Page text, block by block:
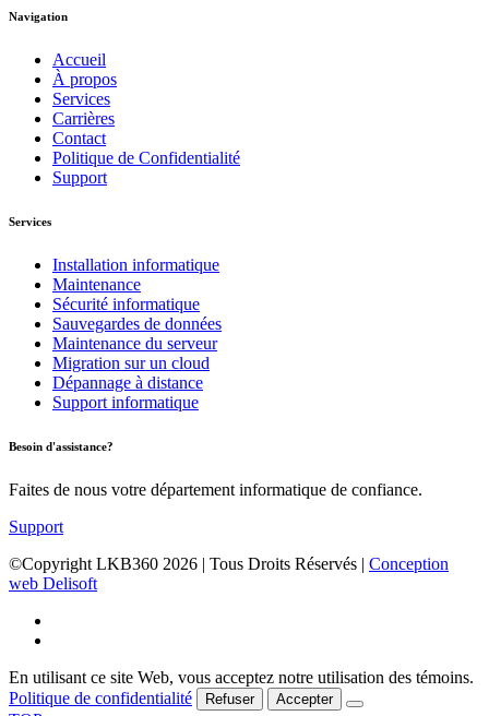
Navigation
Accueil
À propos
Services
Carrières
Contact
Politique de Confidentialité
Support
Services
Installation informatique
Maintenance
Sécurité informatique
Sauvegardes de données
Maintenance du serveur
Migration sur un cloud
Dépannage à distance
Support informatique
Besoin d'assistance?
Faites de nous votre département informatique de confiance.
Support
©Copyright LKB360 2026 | Tous Droits Réservés | Conception
web Delisoft
En utilisant ce site Web, vous acceptez notre utilisation des témoins.
Politique de confidentialité
Refuser Accepter